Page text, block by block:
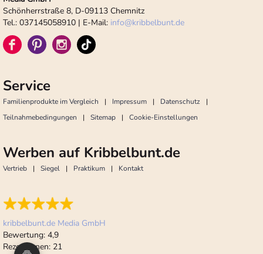
Schönherrstraße 8, D-09113 Chemnitz
Tel.: 037145058910 | E-Mail: info@kribbelbunt.de
Service
Familienprodukte im Vergleich Impressum
Datenschutz
Teilnahmebedingungen
Sitemap Cookie-Einstellungen
Werben auf Kribbelbunt.de
Vertrieb Siegel Praktikum Kontakt
kribbelbunt.de Media GmbH
Bewertung: 4,9
Rezensionen: 21